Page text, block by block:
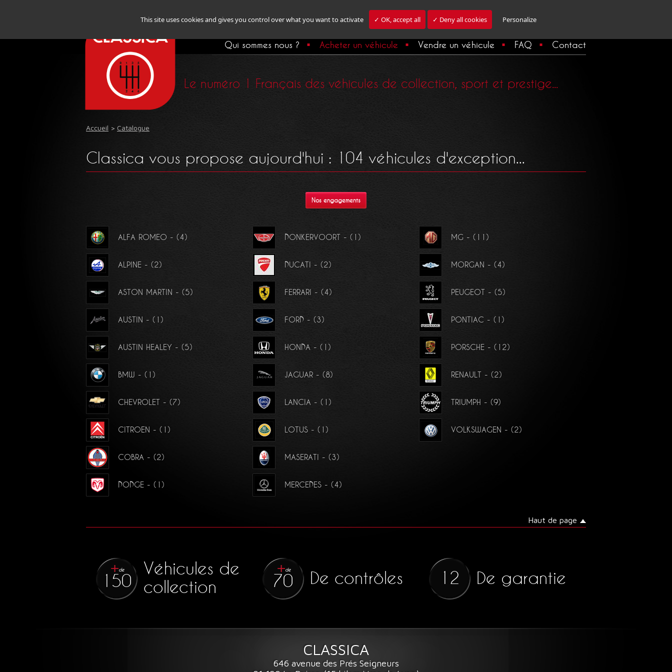
This site uses cookies and gives you control over what you want to activate ✓ OK, accept all ✓ Deny all cookies Personalize
Inscription Newsletter
Qui sommes nous ? Acheter un véhicule Vendre un véhicule FAQ Contact
Le numéro 1 Français des véhicules de collection, sport et prestige...
Accueil > Catalogue
Classica vous propose aujourd'hui : 104 véhicules d'exception...
Nos engagements
ALFA ROMEO - (4)
ALPINE - (2)
ASTON MARTIN - (5)
AUSTIN - (1)
AUSTIN HEALEY - (5)
BMW - (1)
CHEVROLET - (7)
CITROEN - (1)
COBRA - (2)
DODGE - (1)
DONKERVOORT - (1)
DUCATI - (2)
FERRARI - (4)
FORD - (3)
HONDA - (1)
JAGUAR - (8)
LANCIA - (1)
LOTUS - (1)
MASERATI - (3)
MERCEDES - (4)
MG - (11)
MORGAN - (4)
PEUGEOT - (5)
PONTIAC - (1)
PORSCHE - (12)
RENAULT - (2)
TRIUMPH - (9)
VOLKSWAGEN - (2)
Haut de page
de
150
Véhicules de
collection
de
70 De contrôles 12 De garantie
CLASSICA
646 avenue des Prés Seigneurs